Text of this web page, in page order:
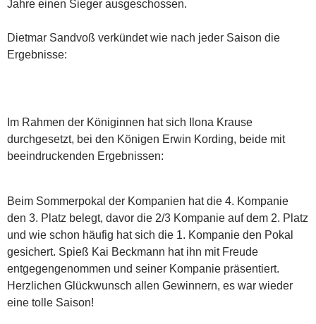
Jahre einen Sieger ausgeschossen.
Dietmar Sandvoß verkündet wie nach jeder Saison die
Ergebnisse:
Im Rahmen der Königinnen hat sich Ilona Krause
durchgesetzt, bei den Königen Erwin Kording, beide mit
beeindruckenden Ergebnissen:
Beim Sommerpokal der Kompanien hat die 4. Kompanie
den 3. Platz belegt, davor die 2/3 Kompanie auf dem 2. Platz
und wie schon häufig hat sich die 1. Kompanie den Pokal
gesichert. Spieß Kai Beckmann hat ihn mit Freude
entgegengenommen und seiner Kompanie präsentiert.
Herzlichen Glückwunsch allen Gewinnern, es war wieder
eine tolle Saison!